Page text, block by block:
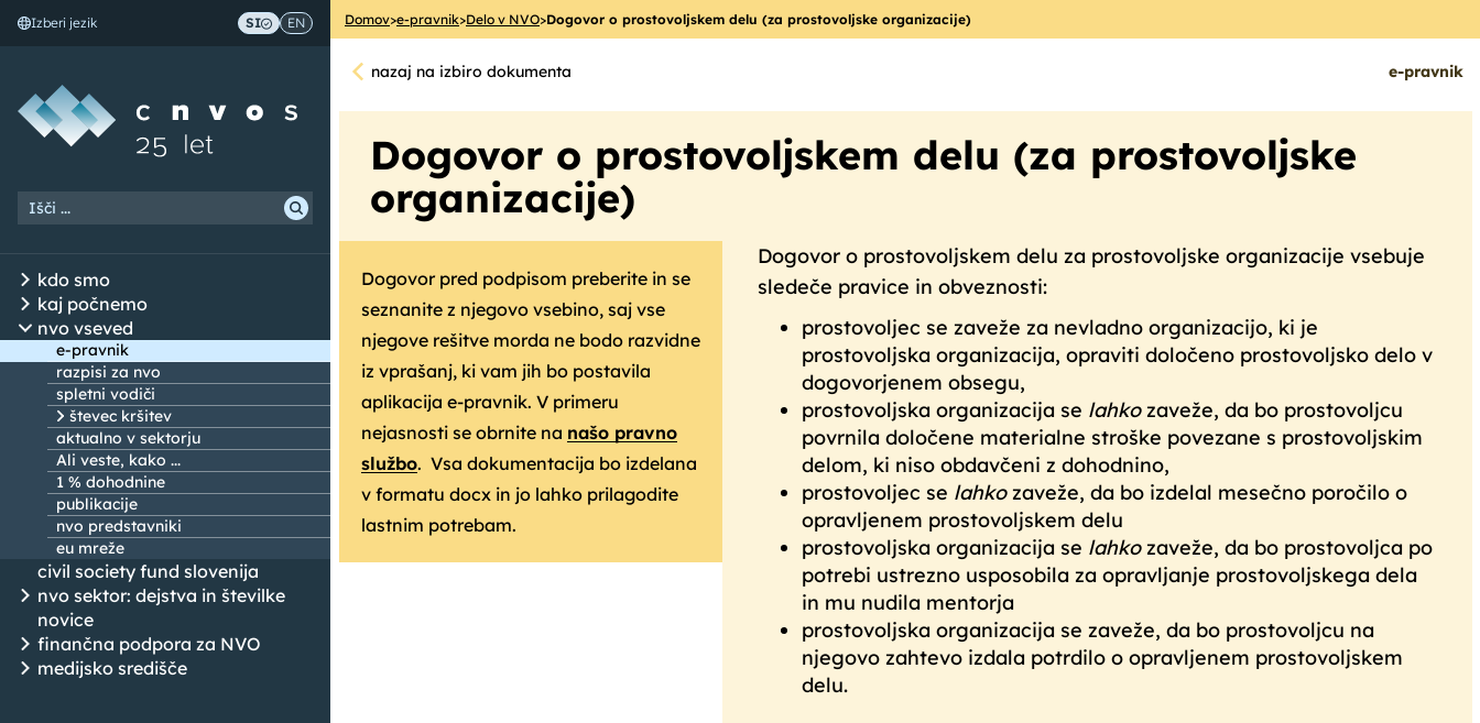
Skoči na vsebino
Izberi jezik SI EN
kdo smo
kaj počnemo
nvo vseved
e-pravnik
razpisi za nvo
spletni vodiči
števec kršitev
aktualno v sektorju
Ali veste, kako ...
1 % dohodnine
publikacije
nvo predstavniki
eu mreže
civil society fund slovenija
nvo sektor: dejstva in številke
novice
finančna podpora za NVO
medijsko središče
Domov>e-pravnik>Delo v NVO>Dogovor o prostovoljskem delu (za prostovoljske organizacije)
nazaj na izbiro dokumenta e-pravnik
Dogovor o prostovoljskem delu (za prostovoljske
organizacije)
Dogovor pred podpisom preberite in se
seznanite z njegovo vsebino, saj vse
njegove rešitve morda ne bodo razvidne
iz vprašanj, ki vam jih bo postavila
aplikacija e-pravnik. V primeru
nejasnosti se obrnite na našo pravno
službo. Vsa dokumentacija bo izdelana
v formatu docx in jo lahko prilagodite
lastnim potrebam.
Dogovor o prostovoljskem delu za prostovoljske organizacije vsebuje
sledeče pravice in obveznosti:
prostovoljec se zaveže za nevladno organizacijo, ki je
prostovoljska organizacija, opraviti določeno prostovoljsko delo v
dogovorjenem obsegu,
prostovoljska organizacija se lahkozaveže, da bo prostovoljcu
povrnila določene materialne stroške povezane s prostovoljskim
delom, ki niso obdavčeni z dohodnino,
prostovoljec se lahkozaveže, da bo izdelal mesečno poročilo o
opravljenem prostovoljskem delu
prostovoljska organizacija se lahkozaveže, da bo prostovoljca po
potrebi ustrezno usposobila za opravljanje prostovoljskega dela
in mu nudila mentorja
prostovoljska organizacija se zaveže, da bo prostovoljcu na
njegovo zahtevo izdala potrdilo o opravljenem prostovoljskem
delu.